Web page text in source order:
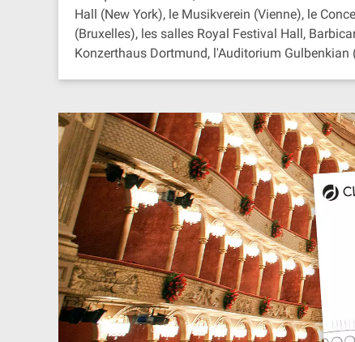
Hall (New York), le Musikverein (Vienne), le
(Bruxelles), les salles Royal Festival Hall,
Konzerthaus Dortmund, l'Auditorium